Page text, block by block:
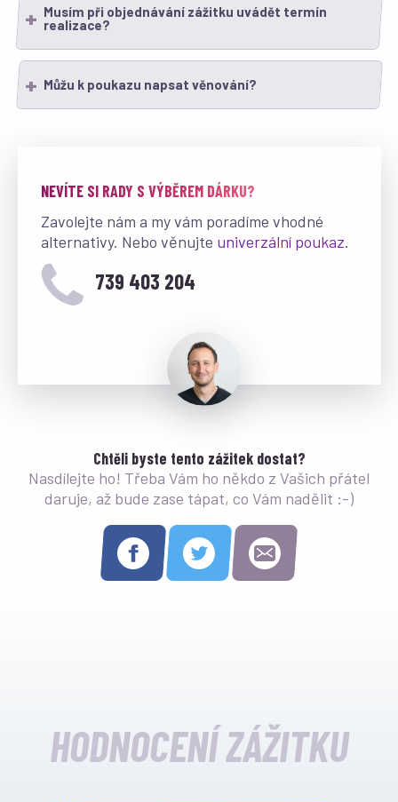
Musím při objednávání zážitku uvádět termín
realizace?
Můžu k poukazu napsat věnování?
NEVÍTE SI RADY S VÝBĚREM DÁRKU?
Zavolejte nám a my vám poradíme vhodné
alternativy. Nebo věnujte univerzální poukaz.
739 403 204
Chtěli byste tento zážitek dostat?
Nasdílejte ho! Třeba Vám ho někdo z Vašich přátel
daruje, až bude zase tápat, co Vám nadělit :-)
HODNOCENÍ ZÁŽITKU